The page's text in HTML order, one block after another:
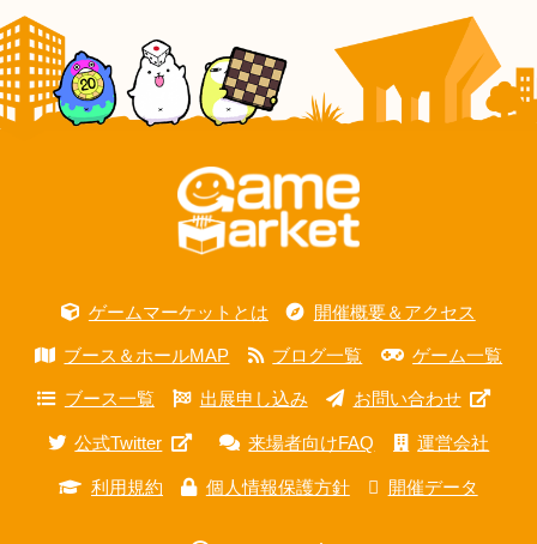
ゲームマーケットとは 開催概要＆アクセス
ブース＆ホールMAP ブログ一覧 ゲーム一覧
ブース一覧 出展申し込み お問い合わせ
公式Twitter 来場者向けFAQ 運営会社
利用規約 個人情報保護方針 開催データ